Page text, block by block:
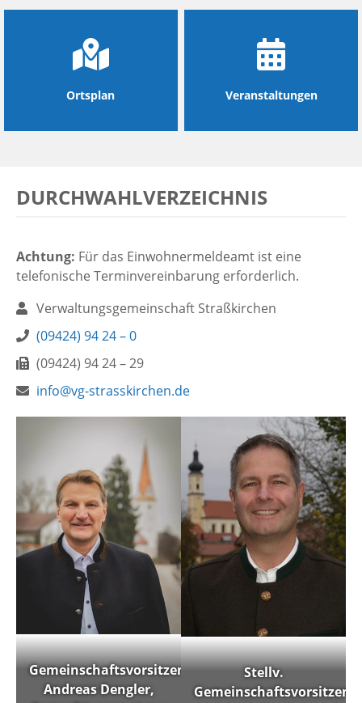
Ortsplan Veranstaltungen
DURCHWAHLVERZEICHNIS
Achtung: Für das Einwohnermeldeamt ist eine
telefonische Terminvereinbarung erforderlich.
Name:Verwaltungsgemeinschaft Straßkirchen
Telefon:
(09424) 94 24 – 0
Fax:(09424) 94 24 – 29
E- info@vg-strasskirchen.de
Gemeinschaftsvorsitzender
Andreas Dengler,
Stellv.